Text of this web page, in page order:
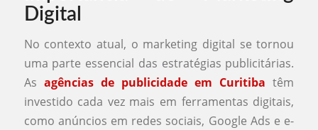
Digital
No contexto atual, o marketing digital se tornou
uma parte essencial das estratégias publicitárias.
As agências de publicidade em Curitiba têm
investido cada vez mais em ferramentas digitais,
como anúncios em redes sociais, Google Ads e e-